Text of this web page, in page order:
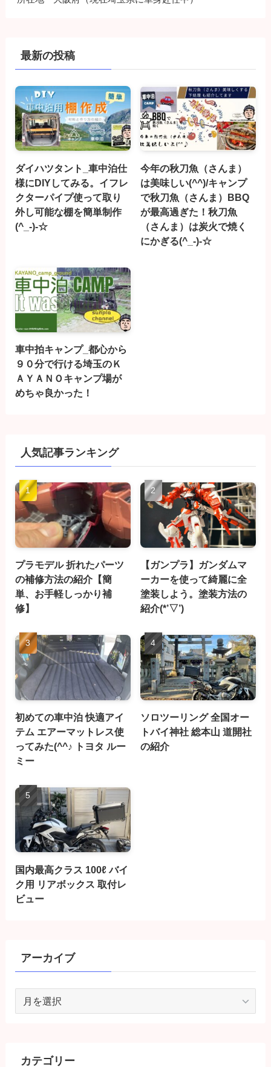
最新の投稿
ダイハツタント_車中泊仕
様にDIYしてみる。イフレ
クターパイプ使って取り
外し可能な棚を簡単制作
(^_-)-☆
今年の秋刀魚（さんま）
は美味しい(^^)/キャンプ
で秋刀魚（さんま）BBQ
が最高過ぎた！秋刀魚
（さんま）は炭火で焼く
にかぎる(^_-)-☆
車中拍キャンプ_都心から
９０分で行ける埼玉のＫ
ＡＹＡＮＯキャンプ場が
めちゃ良かった！
人気記事ランキング
プラモデル 折れたパーツ
の補修方法の紹介【簡
単、お手軽しっかり補
修】
【ガンプラ】ガンダムマ
ーカーを使って綺麗に全
塗装しよう。塗装方法の
紹介(*’▽’)
初めての車中泊 快適アイ
テム エアーマットレス使
ってみた(^^♪ トヨタ ルー
ミー
ソロツーリング 全国オー
トバイ神社 総本山 道開社
の紹介
国内最高クラス 100ℓ バイ
ク用 リアボックス 取付レ
ビュー
アーカイブ
カテゴリー